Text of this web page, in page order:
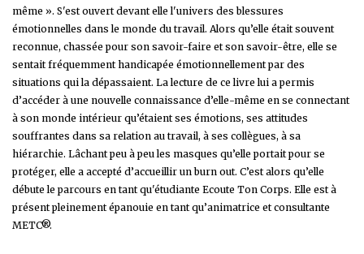
même ». S'est ouvert devant elle l'univers des blessures
émotionnelles dans le monde du travail. Alors qu’elle était souvent
reconnue, chassée pour son savoir-faire et son savoir-être, elle se
sentait fréquemment handicapée émotionnellement par des
situations qui la dépassaient. La lecture de ce livre lui a permis
d’accéder à une nouvelle connaissance d’elle-même en se connectant
à son monde intérieur qu’étaient ses émotions, ses attitudes
souffrantes dans sa relation au travail, à ses collègues, à sa
hiérarchie. Lâchant peu à peu les masques qu’elle portait pour se
protéger, elle a accepté d’accueillir un burn out. C’est alors qu’elle​
débute le parcours en tant qu'étudiante Ecoute Ton Corps. Elle est à
présent pleinement épanouie en tant qu’animatrice et consultante
METC®.